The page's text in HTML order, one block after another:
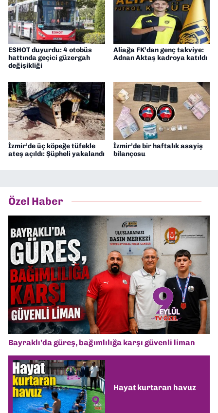
ESHOT duyurdu: 4 otobüs
hattında geçici güzergah
değişikliği
Aliağa FK’dan genç takviye:
Adnan Aktaş kadroya katıldı
İzmir’de üç köpeğe tüfekle
ateş açıldı: Şüpheli yakalandı
İzmir’de bir haftalık asayiş
bilançosu
Özel Haber
Bayraklı’da güreş, bağımlılığa karşı güvenli liman
Hayat kurtaran havuz